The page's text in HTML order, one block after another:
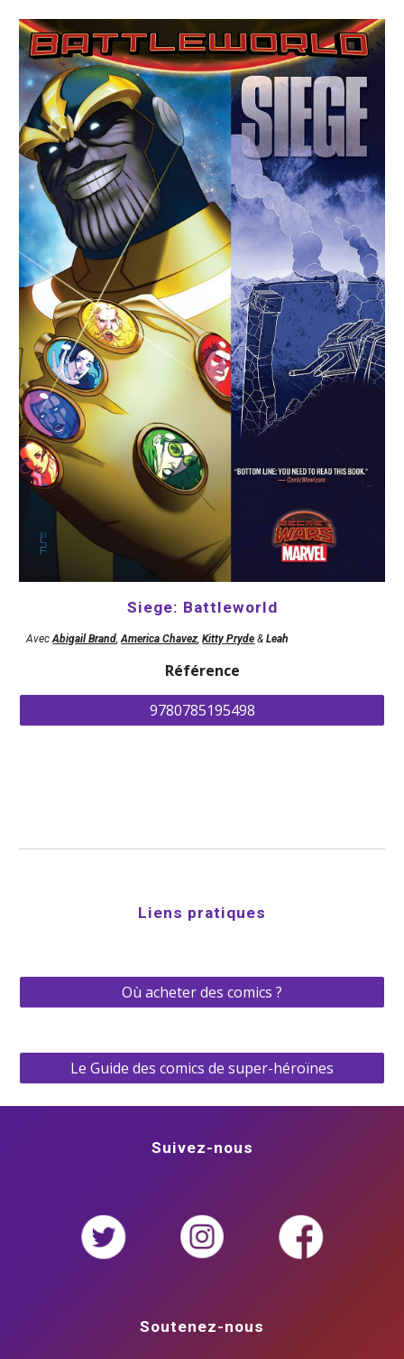
Siege: Battleworld
Avec Abigail Brand, America Chavez, Kitty Pryde & Leah
Référence
9780785195498
Liens pratiques
Où acheter des comics ?
Le Guide des comics de super-héroïnes
Suivez-nous
Soutenez-nous